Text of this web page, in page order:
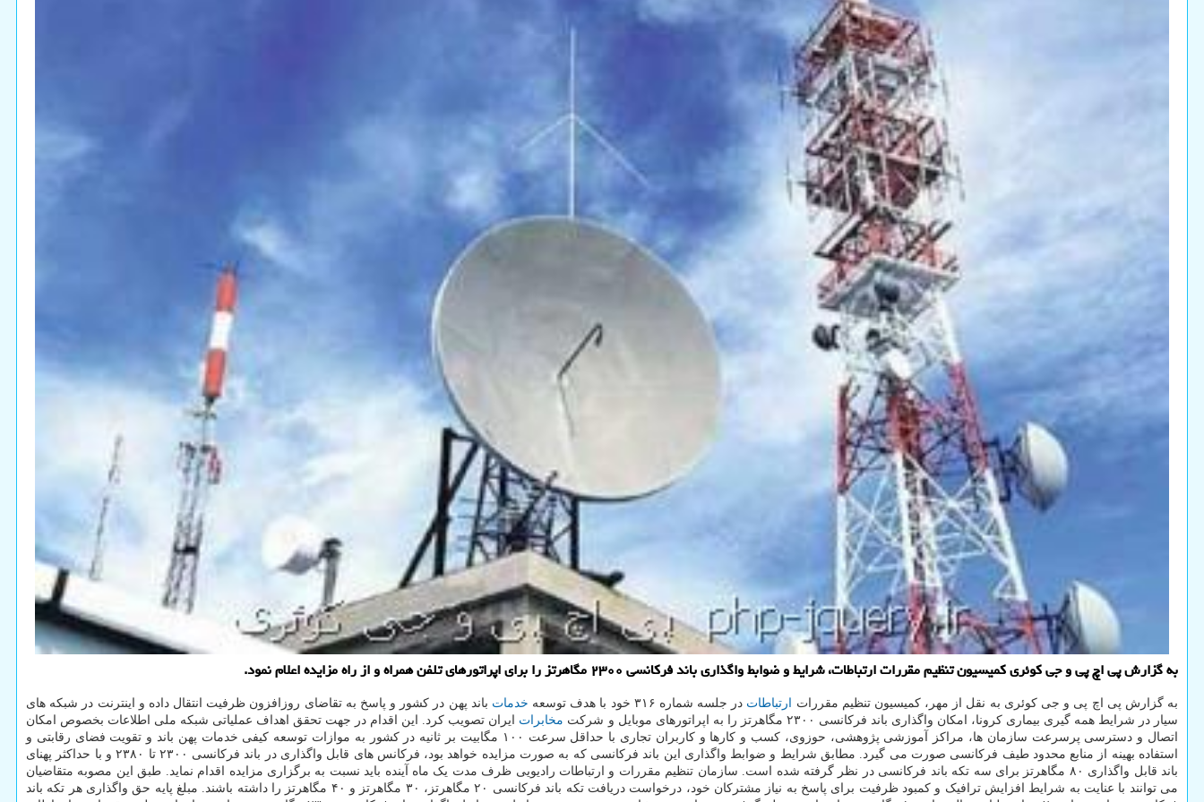
به گزارش پی اچ پی و جی کوئری کمیسیون تنظیم مقررات ارتباطات، شرایط و ضوابط واگذاری باند فرکانسی ۲۳۰۰ مگاهرتز را برای اپراتورهای تلفن همراه و از راه مزایده اعلام نمود.
به گزارش پی اچ پی و جی کوئری به نقل از مهر، کمیسیون تنظیم مقررات ارتباطات در جلسه شماره ۳۱۶ خود با هدف توسعه خدمات باند پهن در کشور و پاسخ به تقاضای روزافزون ظرفیت انتقال داده و اینترنت در شبکه های
سیار در شرایط همه گیری بیماری کرونا، امکان واگذاری باند فرکانسی ۲۳۰۰ مگاهرتز را به اپراتورهای موبایل و شرکت
مخابرات ایران تصویب کرد. این اقدام در جهت تحقق اهداف عملیاتی شبکه ملی اطلاعات بخصوص امکان
اتصال و دسترسی پرسرعت سازمان ها، مراکز آموزشی پژوهشی، حوزوی، کسب و کارها و کاربران تجاری با حداقل سرعت ۱۰۰ مگابیت بر ثانیه در کشور به موازات توسعه کیفی خدمات پهن باند و تقویت فضای رقابتی و
استفاده بهینه از منابع محدود طیف فرکانسی صورت می گیرد. مطابق شرایط و ضوابط واگذاری این باند فرکانسی که به صورت مزایده خواهد بود، فرکانس های قابل واگذاری در باند فرکانسی ۲۳۰۰ تا ۲۳۸۰ و با حداکثر پهنای
باند قابل واگذاری ۸۰ مگاهرتز برای سه تکه باند فرکانسی در نظر گرفته شده است. سازمان تنظیم مقررات و ارتباطات رادیویی ظرف مدت یک ماه آینده باید نسبت به برگزاری مزایده اقدام نماید. طبق این مصوبه متقاضیان
می توانند با عنایت به شرایط افزایش ترافیک و کمبود ظرفیت برای پاسخ به نیاز مشترکان خود، درخواست دریافت تکه باند فرکانسی ۲۰ مگاهرتز، ۳۰ مگاهرتز و ۴۰ مگاهرتز را داشته باشند. مبلغ پایه حق واگذاری هر تکه باند